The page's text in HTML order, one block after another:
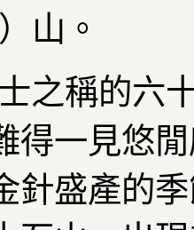
山。
稱的六十
得一見悠
針盛產的